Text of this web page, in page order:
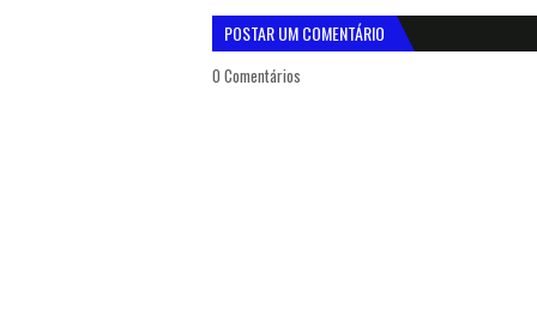
POSTAR UM COMENTÁRIO
0 Comentários